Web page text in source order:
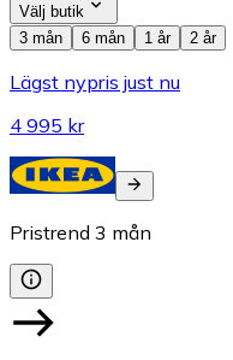
Välj butik
3 mån
6 mån 1 år 2 år
Lägst nypris just nu
4 995 kr
Pristrend 3 mån